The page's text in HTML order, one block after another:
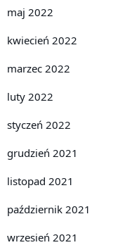
maj 2022
kwiecień 2022
marzec 2022
luty 2022
styczeń 2022
grudzień 2021
listopad 2021
październik 2021
wrzesień 2021